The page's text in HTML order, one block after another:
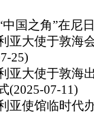
中国之角”在尼
亚大使于敦海
25)
亚大使于敦海
(2025-07-11)
亚使馆临时代